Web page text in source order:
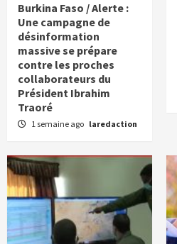
Burkina Faso / Alerte :
Une campagne de
désinformation
massive se prépare
contre les proches
collaborateurs du
Président Ibrahim
Traoré
1 semaine ago laredaction